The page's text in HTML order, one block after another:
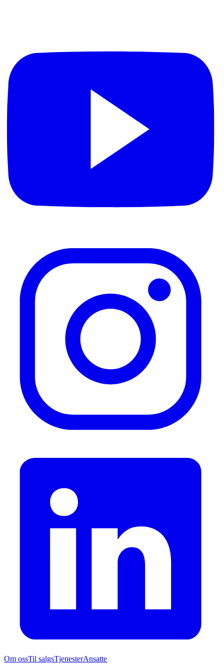
Om ossTil salgsTjenesterAnsatte